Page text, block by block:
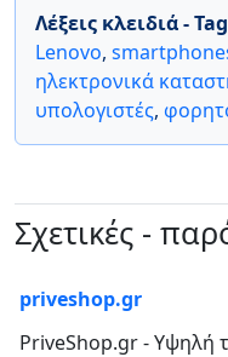
Λέξεις κλειδιά -
Lenovo,
ηλεκτρονικά
υπολογιστές,
Σχετικές -
priveshop.gr
PriveShop.gr - Υψηλή